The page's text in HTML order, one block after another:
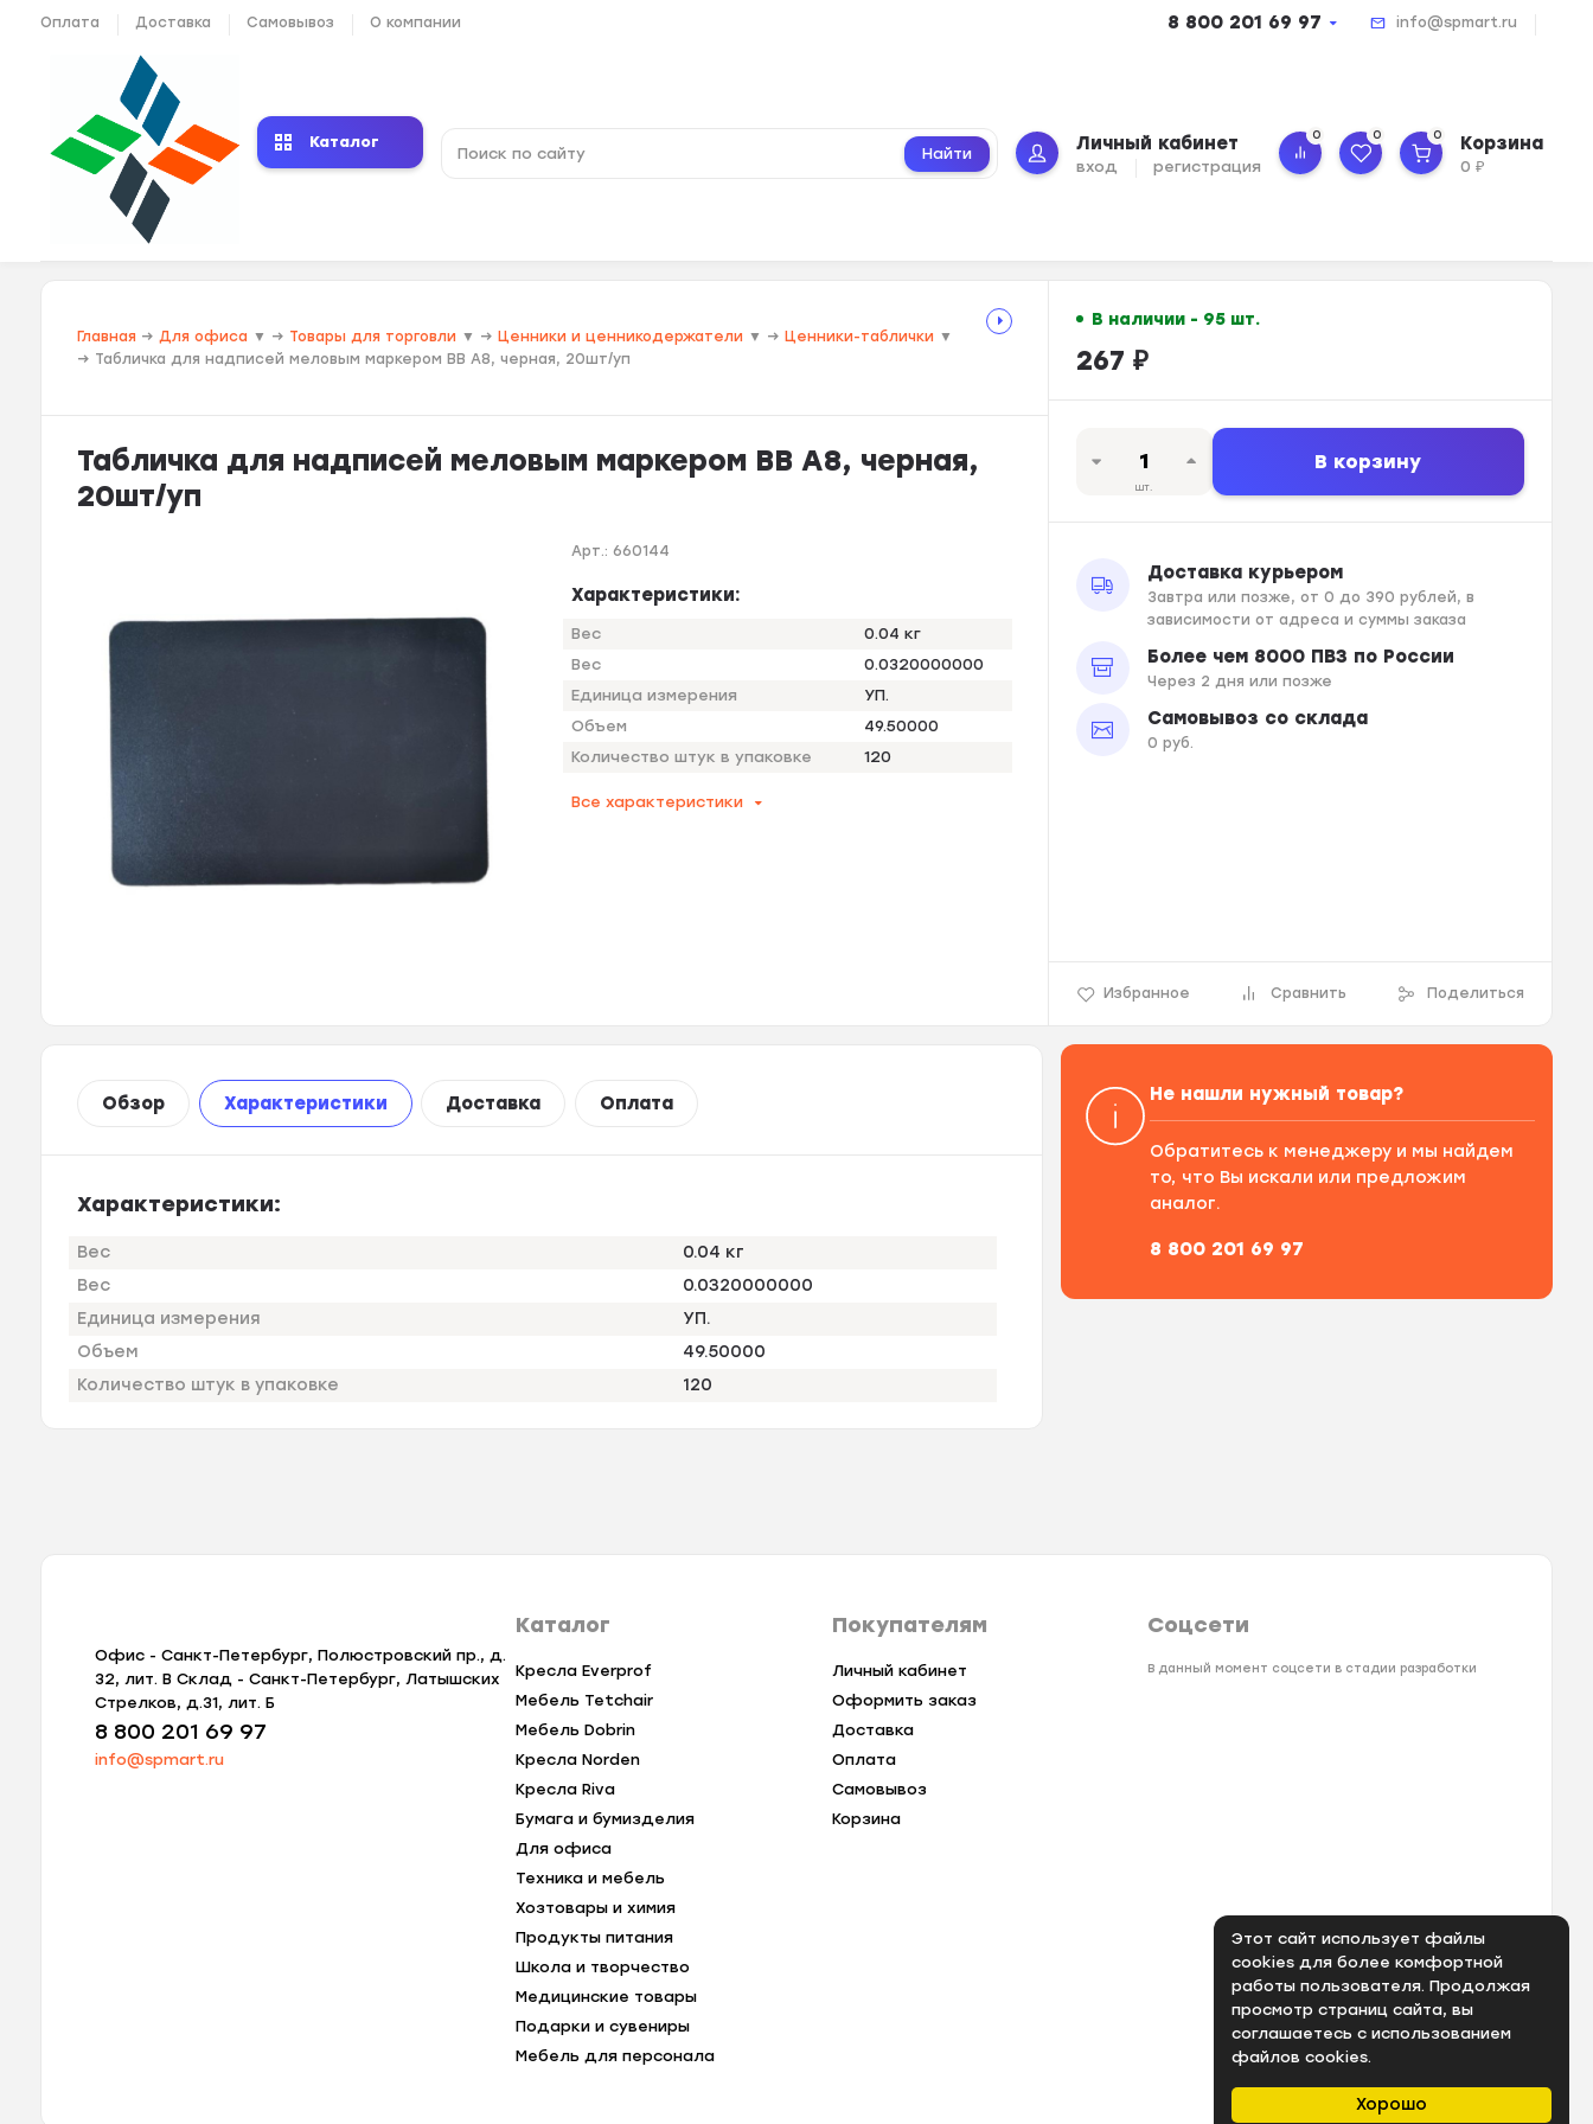
Хорошо
Этот сайт использует файлы
cookies для более комфортной
работы пользователя. Продолжая
просмотр страниц сайта, вы
соглашаетесь с использованием
файлов cookies.
Оплата Доставка Самовывоз О компании 8 800 201 69 97 info@spmart.ru
Каталог
Найти Личный кабинет
вход регистрация
0 0 0 Корзина
0₽
Главная → Для офиса ▼ → Товары для торговли ▼ → Ценники и ценникодержатели ▼ → Ценники-таблички ▼
→ Табличка для надписей меловым маркером BB A8, черная, 20шт/уп
Табличка для надписей меловым маркером BB A8, черная,
20шт/уп
Арт.:660144
Характеристики:
Вес
0.04 кг
Вес
0.0320000000
Единица измерения
УП.
Объем
49.50000
Количество штук в упаковке
120
Все характеристики
В наличии - 95 шт.
267 ₽
шт.
В корзину
Доставка курьером
Завтра или позже, от 0 до 390 рублей, в
зависимости от адреса и суммы заказа
Более чем 8000 ПВЗ по России
Через 2 дня или позже
Самовывоз со склада
0 руб.
Избранное Сравнить Поделиться
Обзор Характеристики Доставка Оплата
Характеристики:
Вес
0.04 кг
Вес
0.0320000000
Единица измерения
УП.
Объем
49.50000
Количество штук в упаковке
120
Не нашли нужный товар?
Обратитесь к менеджеру и мы найдем
то, что Вы искали или предложим
аналог.
8 800 201 69 97
Офис - Санкт-Петербург, Полюстровский пр., д.
32, лит. В Склад - Санкт-Петербург, Латышских
Стрелков, д.31, лит. Б
8 800 201 69 97
info@spmart.ru
Каталог
Кресла Everprof
Мебель Tetchair
Мебель Dobrin
Кресла Norden
Кресла Riva
Бумага и бумизделия
Для офиса
Техника и мебель
Хозтовары и химия
Продукты питания
Школа и творчество
Медицинские товары
Подарки и сувениры
Мебель для персонала
Покупателям
Личный кабинет
Оформить заказ
Доставка
Оплата
Самовывоз
Корзина
Соцсети
В данный момент соцсети в стадии разработки